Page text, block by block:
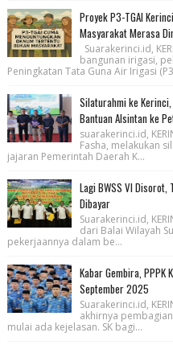
Proyek P3-TGAI
Masyarakat Merasa
Suarakerinci.id,
bangunan irigasi,
Peningkatan Tata Guna Air Irigasi
Silaturahmi ke Kerinci,
Bantuan Alsintan ke
suarakerinci.id,
Fasha, melakukan
jajaran Pemerintah Daerah K...
Lagi BWSS VI Disorot,
Dibayar
Suarakerinci.id,
dari Balai Wilayah
pekerjaannya dalam be...
Kabar Gembira, PPPK
September 2025
Suarakerinci.id,
akhirnya pembagian
mulai ada kejelasan. SK bagi...